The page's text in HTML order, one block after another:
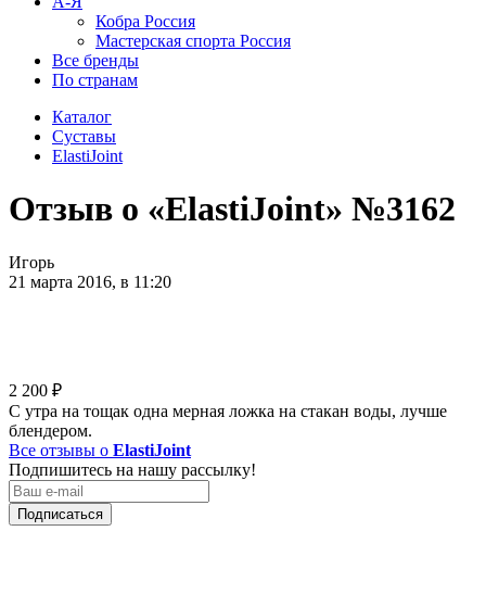
Кобра Россия
Мастерская спорта Россия
Все бренды
По странам
Каталог
Суставы
ElastiJoint
Отзыв о «ElastiJoint» №3162
Игорь
21 марта 2016, в 11:20
2 200 ₽
С утра на тощак одна мерная ложка на стакан воды, лучше
блендером.
Все отзывы о ElastiJoint
Подпишитесь на нашу рассылку!
Подписаться